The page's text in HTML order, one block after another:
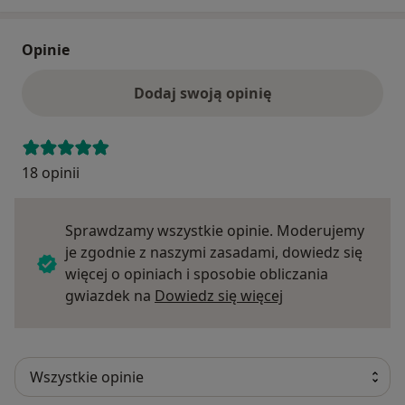
Opinie
Dodaj swoją opinię
18 opinii
Sprawdzamy wszystkie opinie. Moderujemy
je zgodnie z naszymi zasadami, dowiedz się
więcej o opiniach i sposobie obliczania
gwiazdek na Dowiedz się więcej